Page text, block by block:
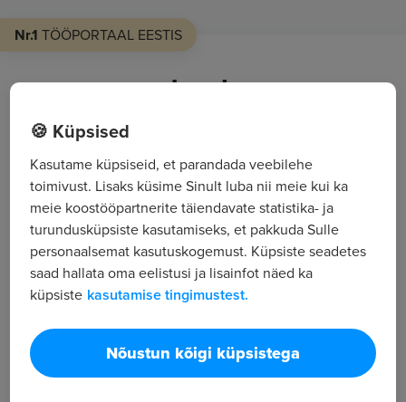
Nr.1 TÖÖPORTAAL EESTIS
Loo kasutaja või logi sisse
Tööotsija Tööandja
E-post*
Salasõna
🍪 Küpsised
Kasutame küpsiseid, et parandada veebilehe
toimivust. Lisaks küsime Sinult luba nii meie kui ka
meie koostööpartnerite täiendavate statistika- ja
turundusküpsiste kasutamiseks, et pakkuda Sulle
personaalsemat kasutuskogemust. Küpsiste seadetes
saad hallata oma eelistusi ja lisainfot näed ka
küpsiste kasutamise tingimustest.
Nõustun kõigi küpsistega